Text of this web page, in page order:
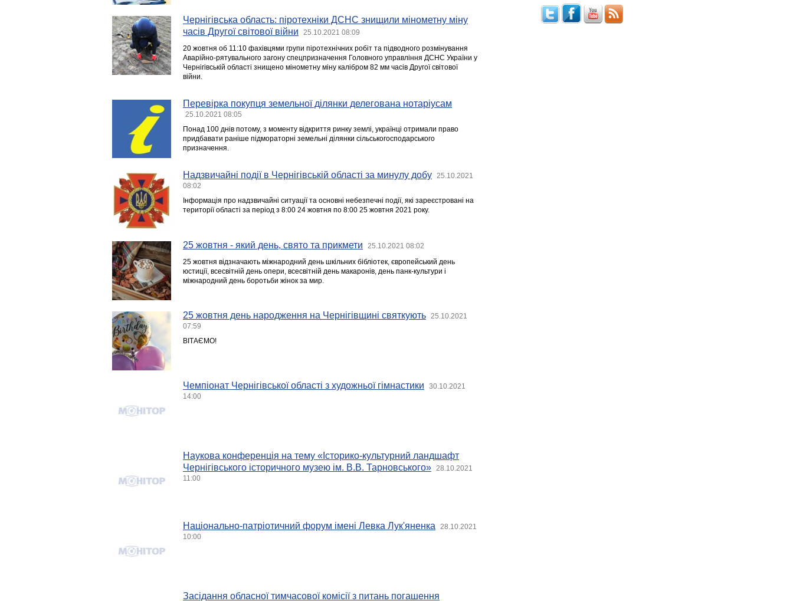
Чернігівська область: піротехніки ДСНС знищили мінометну міну
часів Другої світової війни
25.10.2021 08:09
20 жовтня об 11:10 фахівцями групи піротехнічних робіт та підводного розмінування
Аварійно-рятувального загону спецпризначення Головного управління ДСНС України у
Чернігівській області знищено мінометну міну калібром 82 мм часів Другої світової
війни.
Перевірка покупця земельної ділянки делегована нотаріусам
25.10.2021 08:05
Понад 100 днів потому, з моменту відкриття ринку землі, українці отримали право
придбавати раніше підмораторні земельні ділянки сільськогосподарського
призначення.
Надзвичайні події в Чернігівській області за минулу добу
25.10.2021
08:02
Інформація про надзвичайні ситуації та основні небезпечні події, які зареєстровані на
території області за період з 8:00 24 жовтня по 8:00 25 жовтня 2021 року.
25 жовтня - який день, свято та прикмети 25.10.2021 08:02
25 жовтня відзначають міжнародний день шкільних бібліотек, європейський день
юстиції, всесвітній день опери, всесвітній день макаронів, день панк-культури і
міжнародний день боротьби жінок за мир.
25 жовтня день народження на Чернігівщині святкують
25.10.2021
07:59
ВІТАЄМО!
Чемпіонат Чернігівської області з художньої гімнастики
30.10.2021
14:00
Наукова конференція на тему «Історико-культурний ландшафт
Чернігівського історичного музею ім. В.В. Тарновського»
28.10.2021
11:00
Національно-патріотичний форум імені Левка Лук'яненка
28.10.2021
10:00
Засідання обласної тимчасової комісії з питань погашення